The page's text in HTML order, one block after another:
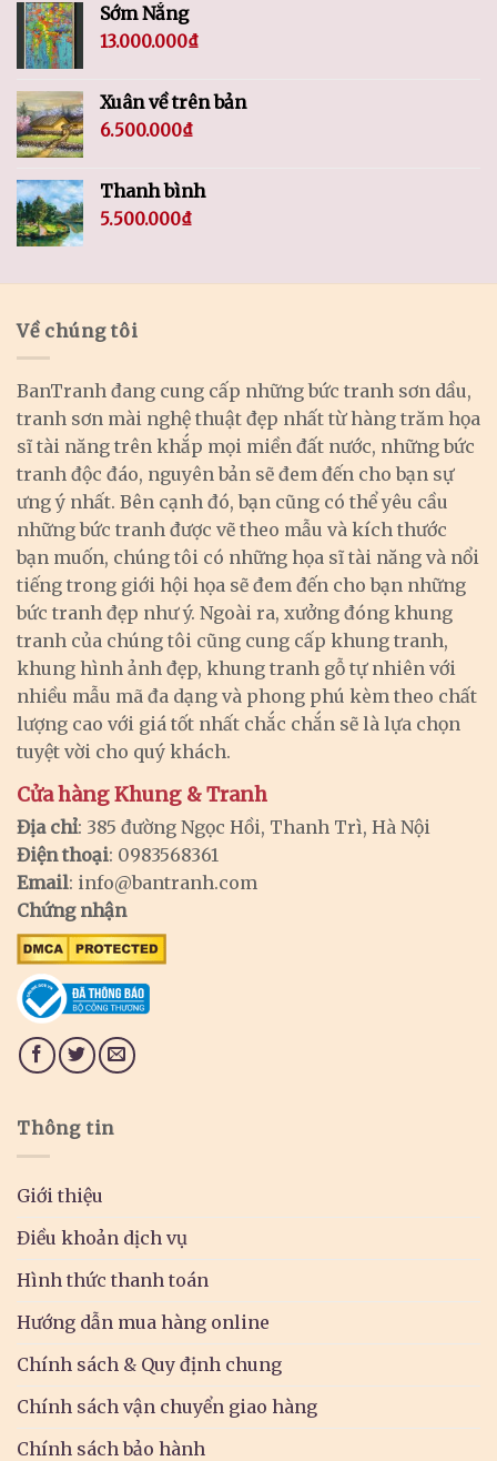
Sớm Nắng
13.000.000₫
Xuân về trên bản
6.500.000₫
Thanh bình
5.500.000₫
Về chúng tôi
BanTranh đang cung cấp những bức tranh sơn dầu,
tranh sơn mài nghệ thuật đẹp nhất từ hàng trăm họa
sĩ tài năng trên khắp mọi miền đất nước, những bức
tranh độc đáo, nguyên bản sẽ đem đến cho bạn sự
ưng ý nhất. Bên cạnh đó, bạn cũng có thể yêu cầu
những bức tranh được vẽ theo mẫu và kích thước
bạn muốn, chúng tôi có những họa sĩ tài năng và nổi
tiếng trong giới hội họa sẽ đem đến cho bạn những
bức tranh đẹp như ý. Ngoài ra, xưởng đóng khung
tranh của chúng tôi cũng cung cấp khung tranh,
khung hình ảnh đẹp, khung tranh gỗ tự nhiên với
nhiều mẫu mã đa dạng và phong phú kèm theo chất
lượng cao với giá tốt nhất chắc chắn sẽ là lựa chọn
tuyệt vời cho quý khách.
Cửa hàng Khung & Tranh
Địa chỉ: 385 đường Ngọc Hồi, Thanh Trì, Hà Nội
Điện thoại: 0983568361
Email: info@bantranh.com
Chứng nhận
Thông tin
Giới thiệu
Điều khoản dịch vụ
Hình thức thanh toán
Hướng dẫn mua hàng online
Chính sách & Quy định chung
Chính sách vận chuyển giao hàng
Chính sách bảo hành